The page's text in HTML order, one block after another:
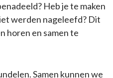
Heb je te maken
werden nageleefd? Dit
horen en samen te
Samen kunnen we